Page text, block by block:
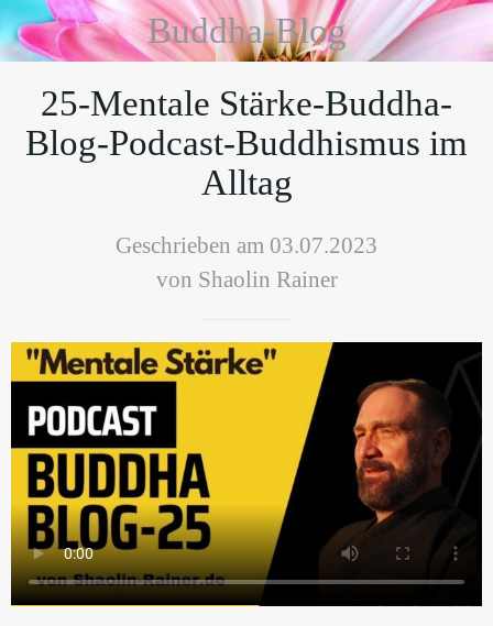
Buddha-Blog
25-Mentale Stärke-Buddha-
Blog-Podcast-Buddhismus im
Alltag
Geschrieben am 03.07.2023
von Shaolin Rainer